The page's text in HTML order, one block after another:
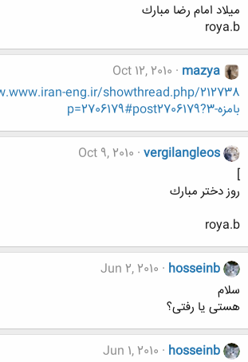
ميلاد امام رضا مبارك
roya.b
mazya
Oct 12, 2010
بامزه-3?p=2706179#post2706179
vergilangleos
Oct 9, 2010
]
روز دختر مبارك
roya.b
hosseinb
Jun 2, 2010
سلام
هستی یا رفتی؟
hosseinb
Jun 1, 2010